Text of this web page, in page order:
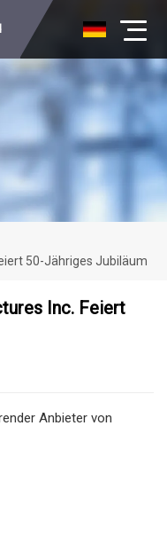
50-Jähriges Jubiläum
Inc. Feiert
Anbieter von